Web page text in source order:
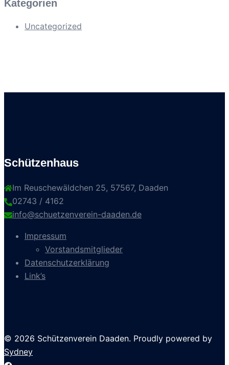
Kategorien
Uncategorized
Schützenhaus
Im Reuschewäldchen 25, 57567, Daaden
02743 / 4162
info@schuetzenverein-daaden.de
Impressum
Vorstandsmitglieder
Datenschutzerklärung
Link’s
© 2026 Schützenverein Daaden. Proudly powered by
Sydney